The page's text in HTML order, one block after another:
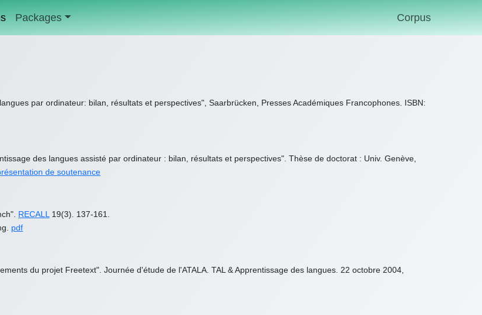
Packages Corpus
par ordinateur: bilan, résultats et perspectives", Saarbrücken, Presses Académiques Francophones. ISBN:
des langues assisté par ordinateur : bilan, résultats et perspectives". Thèse de doctorat : Univ. Genève,
de soutenance
RECALL 19(3). 137-161.
pdf
du projet Freetext". Journée d'étude de l'ATALA. TAL & Apprentissage des langues. 22 octobre 2004,